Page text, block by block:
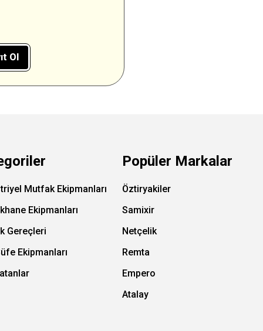
Ol
Mutfak Ekipmanları
Ekipmanları
Gereçleri
Ekipmanları
Popüler Markalar
Öztiryakiler
Samixir
Netçelik
Remta
Empero
Atalay